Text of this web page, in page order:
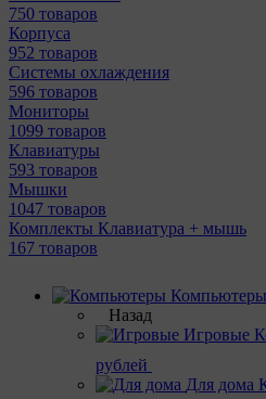
750 товаров
Корпуса
952 товаров
Системы охлаждения
596 товаров
Мониторы
1099 товаров
Клавиатуры
593 товаров
Мышки
1047 товаров
Комплекты Клавиатура + мышь
167 товаров
Компьютеры
Назад
Игровые
рублей
Для дома